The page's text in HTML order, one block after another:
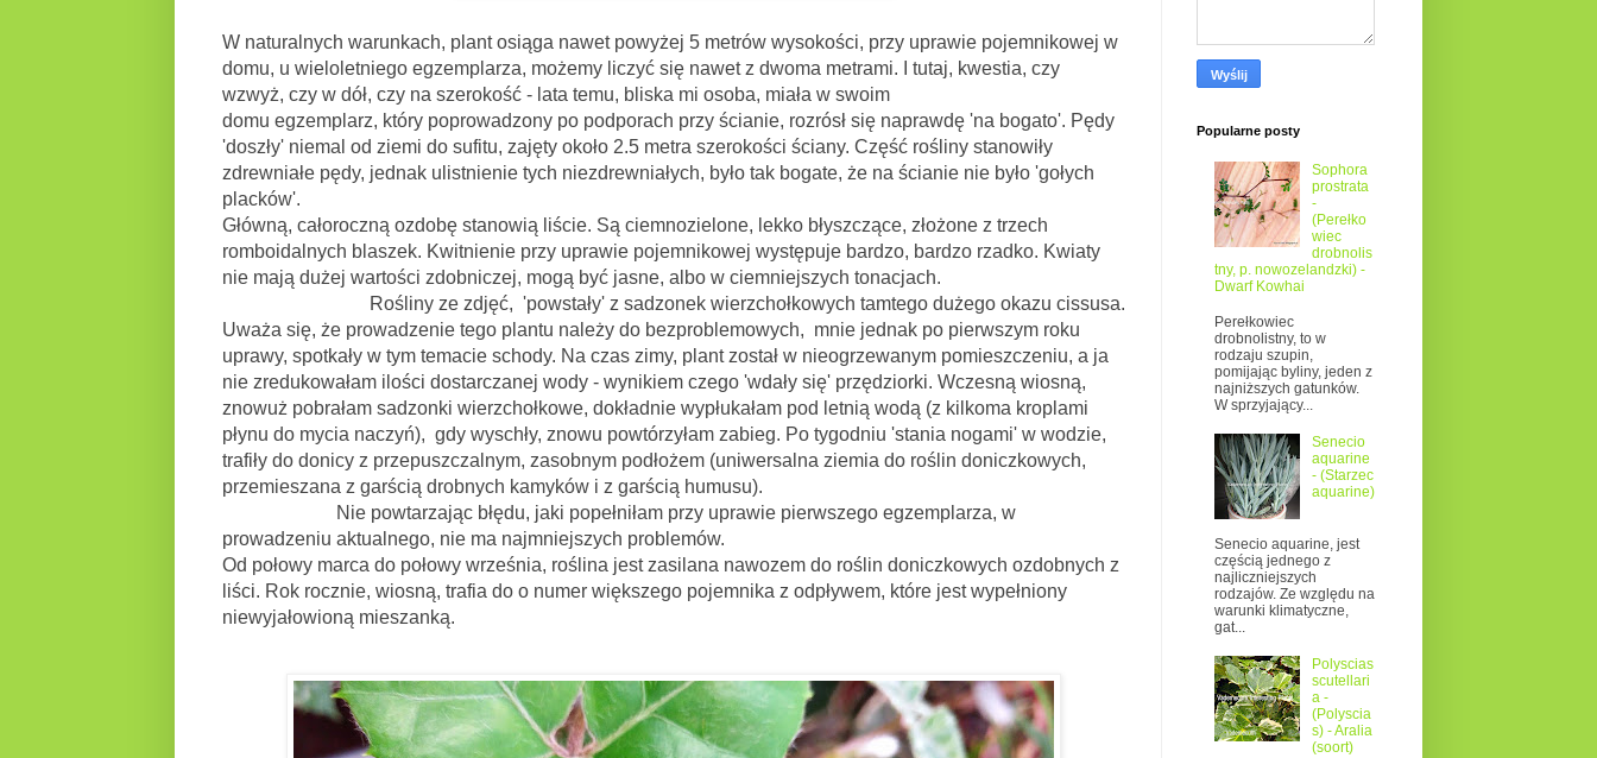
W naturalnych warunkach, plant osiąga nawet powyżej 5 metrów wysokości, przy uprawie pojemnikowej w
domu, u wieloletniego egzemplarza, możemy liczyć się nawet z dwoma metrami. I tutaj, kwestia, czy
wzwyż, czy w dół, czy na szerokość - lata temu, bliska mi osoba, miała w swoim
domu egzemplarz, który poprowadzony po podporach przy ścianie, rozrósł się naprawdę 'na bogato'. Pędy
'doszły' niemal od ziemi do sufitu, zajęty około 2.5 metra szerokości ściany. Część rośliny stanowiły
zdrewniałe pędy, jednak ulistnienie tych niezdrewniałych, było tak bogate, że na ścianie nie było 'gołych
placków'.
Główną, całoroczną ozdobę stanowią liście. Są ciemnozielone, lekko błyszczące, złożone z trzech
romboidalnych blaszek. Kwitnienie przy uprawie pojemnikowej występuje bardzo, bardzo rzadko. Kwiaty
nie mają dużej wartości zdobniczej, mogą być jasne, albo w ciemniejszych tonacjach.
Rośliny ze zdjęć, 'powstały' z sadzonek wierzchołkowych tamtego dużego okazu cissusa.
Uważa się, że prowadzenie tego plantu należy do bezproblemowych, mnie jednak po pierwszym roku
uprawy, spotkały w tym temacie schody. Na czas zimy, plant został w nieogrzewanym pomieszczeniu, a ja
nie zredukowałam ilości dostarczanej wody - wynikiem czego 'wdały się' przędziorki. Wczesną wiosną,
znowuż pobrałam sadzonki wierzchołkowe, dokładnie wypłukałam pod letnią wodą (z kilkoma kroplami
płynu do mycia naczyń), gdy wyschły, znowu powtórzyłam zabieg. Po tygodniu 'stania nogami' w wodzie,
trafiły do donicy z przepuszczalnym, zasobnym podłożem (uniwersalna ziemia do roślin doniczkowych,
przemieszana z garścią drobnych kamyków i z garścią humusu).
Nie powtarzając błędu, jaki popełniłam przy uprawie pierwszego egzemplarza, w
prowadzeniu aktualnego, nie ma najmniejszych problemów.
Od połowy marca do połowy września, roślina jest zasilana nawozem do roślin doniczkowych ozdobnych z
liści. Rok rocznie, wiosną, trafia do o numer większego pojemnika z odpływem, które jest wypełniony
niewyjałowioną mieszanką.
Popularne posty
Sophora
prostrata
-
(Perełko
wiec
drobnolis
tny, p. nowozelandzki) -
Dwarf Kowhai
Perełkowiec
drobnolistny, to w
rodzaju szupin,
pomijając byliny, jeden z
najniższych gatunków.
W sprzyjający...
Senecio
aquarine
- (Starzec
aquarine)
Senecio aquarine, jest
częścią jednego z
najliczniejszych
rodzajów. Ze względu na
warunki klimatyczne,
gat...
Polyscias
scutellari
a -
(Polyscia
s) - Aralia
(soort)